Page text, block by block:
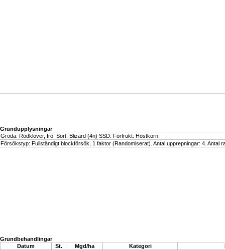
Grundupplysningar
Gröda: Rödklöver, frö. Sort: Blizard (4n) SSD. Förfrukt: Höstkorn.
Försökstyp: Fullständigt blockförsök, 1 faktor (Randomiserat). Antal upprepningar: 4. Antal
Grundbehandlingar
Datum
St. Mgd/ha Kategori